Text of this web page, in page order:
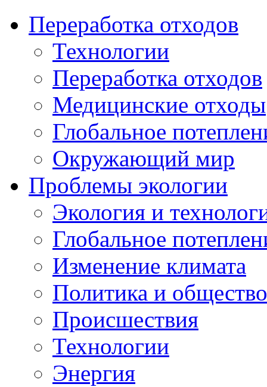
Переработка отходов
Технологии
Переработка отходов
Медицинские отходы
Глобальное
Окружающий мир
Проблемы экологии
Экология и
Глобальное
Изменение климата
Политика и общество
Происшествия
Технологии
Энергия